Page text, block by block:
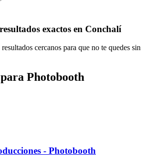
exactos en Conchalí
cercanos para que no te quedes sin
para Photobooth
- Photobooth